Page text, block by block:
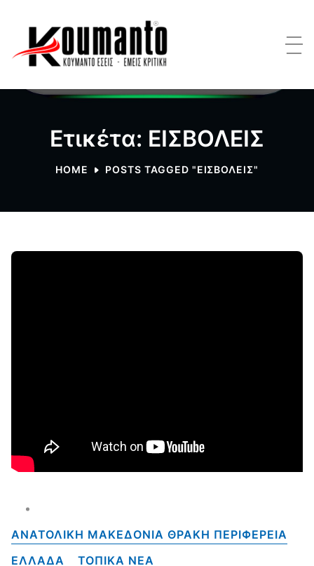
Ετικέτα: ΕΙΣΒΟΛΕΙΣ
HOME POSTS TAGGED "ΕΙΣΒΟΛΕΙΣ"
ΑΝΑΤΟΛΙΚΗ ΜΑΚΕΔΟΝΙΑ ΘΡΑΚΗ ΠΕΡΙΦΕΡΕΙΑ
ΕΛΛΑΔΑ
ΤΟΠΙΚΑ NEA